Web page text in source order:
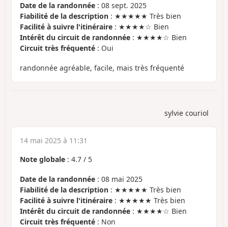
Date de la randonnée : 08 sept. 2025
Fiabilité de la description : ★★★★★ Très bien
Facilité à suivre l'itinéraire : ★★★★☆ Bien
Intérêt du circuit de randonnée : ★★★★☆ Bien
Circuit très fréquenté : Oui
randonnée agréable, facile, mais très fréquenté
sylvie couriol
14 mai 2025 à 11:31
Note globale : 4.7 / 5
Date de la randonnée : 08 mai 2025
Fiabilité de la description : ★★★★★ Très bien
Facilité à suivre l'itinéraire : ★★★★★ Très bien
Intérêt du circuit de randonnée : ★★★★☆ Bien
Circuit très fréquenté : Non